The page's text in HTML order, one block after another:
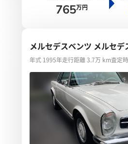
765万円
メルセデスベンツ メルセデ
年式 1995年走行距離 3.7万 km査定